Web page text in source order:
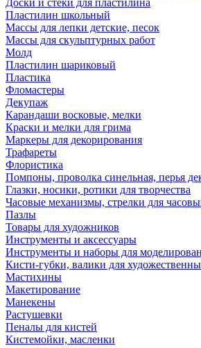
Доски и стеки для пластилина
Пластилин школьный
Массы для лепки детские, песок
Массы для скульптурных работ
Молд
Пластилин шариковый
Пластика
Фломастеры
Декупаж
Карандаши восковые, мелки
Краски и мелки для грима
Маркеры для декорирования
Трафареты
Флористика
Помпоны, проволка синельная, перья
Глазки, носики, ротики для творчества
Часовые механизмы, стрелки для
Пазлы
Товары для художников
Инструменты и аксессуары
Инструменты и наборы для
Кисти-губки, валики для
Мастихины
Макетирование
Манекены
Растушевки
Пеналы для кистей
Кистемойки, масленки